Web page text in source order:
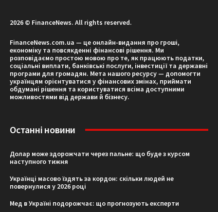
2026 © FinanceNews. All rights reserved.
FinanceNews.com.ua — це онлайн-видання про гроші,
економіку та повсякденні фінансові рішення. Ми
розповідаємо простою мовою про те, як працюють податки,
соціальні виплати, банківські послуги, інвестиції та державні
програми для громадян. Мета нашого ресурсу — допомогти
українцям орієнтуватися у фінансових змінах, приймати
обдумані рішення та користуватися всіма доступними
можливостями від держави й бізнесу.
Останні новини
Долар може здорожчати через пальне: що буде з курсом
наступного тижня
Українці масово їздять за кордон: скільки людей не
повернулися у 2026 році
Мед в Україні подорожчає: що прогнозують експерти